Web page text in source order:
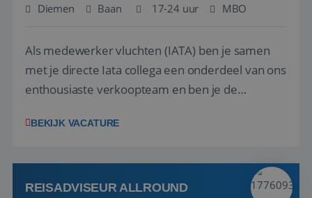
Diemen Baan 17-24 uur MBO
Als medewerker vluchten (IATA) ben je samen
met je directe Iata collega een onderdeel van ons
enthousiaste verkoopteam en ben je de
en tarieven waar je collega’s niet uitkomen.
kwaliteitsbewaking van alles wat met IATA te m...
BEKIJK VACATURE
REISADVISEUR ALLROUND